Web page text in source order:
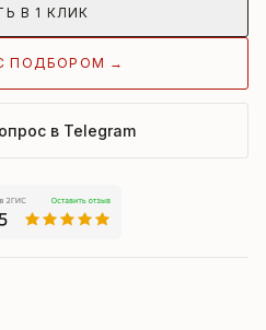
В 1 КЛИК
ПОДБОРОМ →
в Telegram